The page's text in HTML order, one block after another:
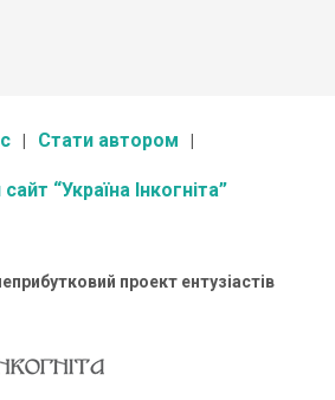
Стати автором
“Україна Інкогніта”
проект ентузіастів